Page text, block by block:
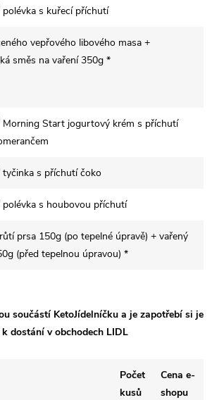
polévka s kuřecí příchutí
vepřového libového masa +
směs na vaření 350g *
Morning Start jogurtový krém s příchutí
tyčinka s příchutí čoko
polévka s houbovou příchutí
prsa 150g (po tepelné úpravě) + vařený
(před tepelnou úpravou) *
součástí KetoJídelníčku a je zapotřebí si je
dostání v obchodech LIDL
Počet
kusů
Cena e-
shopu